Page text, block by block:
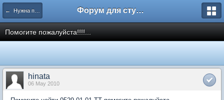
← Нужна помощь Форум для студента СГА
Помогите пожалуйста!!!!...
hinata
06 May 2010